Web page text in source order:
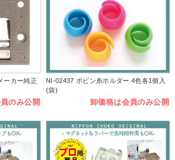
ーカー純正
のみ公開
NI-02437 ボビン糸ホルダー 4色各1個入
(袋)
卸価格は会員のみ公開